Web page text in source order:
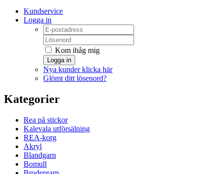
Kundservice
Logga in
Kom ihåg mig
Logga in
Nya kunder klicka här
Glömt ditt lösenord?
Kategorier
Rea på stickor
Kalevala utförsälning
REA-korg
Akryl
Blandgarn
Bomull